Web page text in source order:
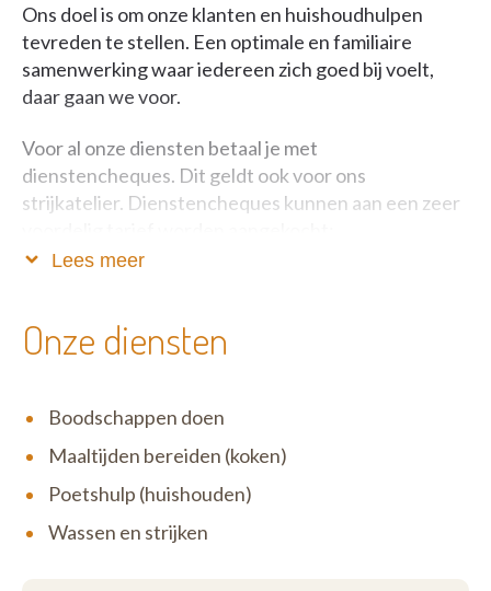
Ons doel is om onze klanten en huishoudhulpen
tevreden te stellen. Een optimale en familiaire
samenwerking waar iedereen zich goed bij voelt,
daar gaan we voor.
Voor al onze diensten betaal je met
dienstencheques. Dit geldt ook voor ons
strijkatelier. Dienstencheques kunnen aan een zeer
Brussel: Slechts 7,65 euro voor één uur hulp in
huishouden.
Daarnaast focussen we ons op de continue
verbetering van onze diensten. Zo kunnen onze
huishoudhulpen rekenen op jobcoaches en gerichte
Lees meer
Onze diensten
Boodschappen doen
Maaltijden bereiden (koken)
Poetshulp (huishouden)
Wassen en strijken